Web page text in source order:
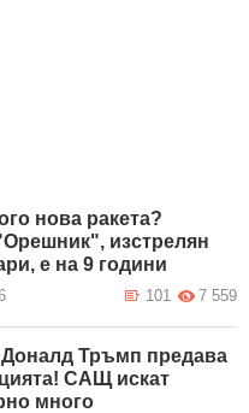
нова ракета?
изстрелян
е на 9 години
7 559
101
Доналд Тръмп предава
САЩ искат
много